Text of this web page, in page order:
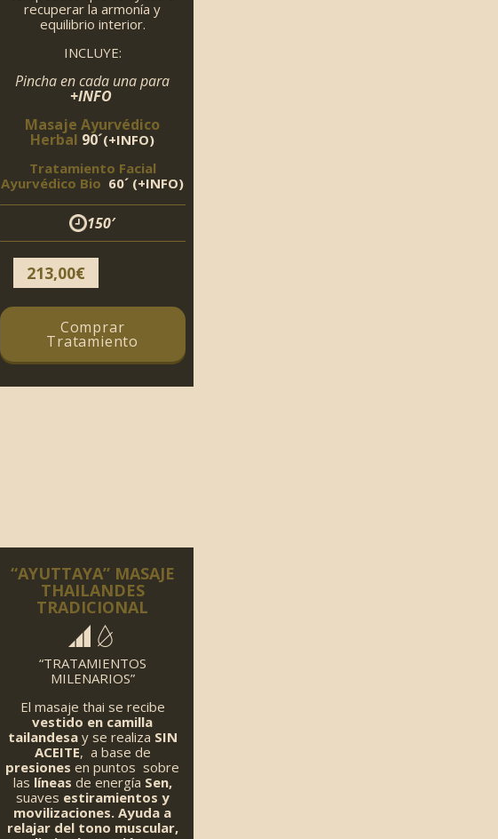
recuperar la armonía y
equilibrio interior.
INCLUYE:
Pincha en cada una para
+INFO
Masaje Ayurvédico
Herbal 90´(+INFO)
Tratamiento Facial
Ayurvédico Bio 60´ (+INFO)
150′
213,00€
Comprar
Tratamiento
“AYUTTAYA” MASAJE
THAILANDES
TRADICIONAL
“TRATAMIENTOS
MILENARIOS”
El masaje thai se recibe
vestido en camilla
tailandesa y se realiza SIN
ACEITE, a base de
presionesen puntos sobre
las líneas de energía Sen,
suaves estiramientos y
movilizaciones. Ayuda a
relajar del tono muscular,